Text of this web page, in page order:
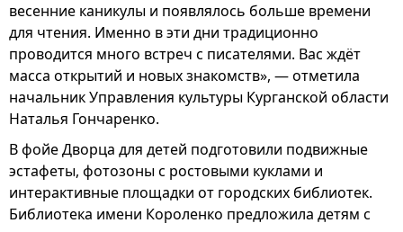
весенние каникулы и появлялось больше времени
для чтения. Именно в эти дни традиционно
проводится много встреч с писателями. Вас ждёт
масса открытий и новых знакомств», — отметила
начальник Управления культуры Курганской области
Наталья Гончаренко.
В фойе Дворца для детей подготовили подвижные
эстафеты, фотозоны с ростовыми куклами и
интерактивные площадки от городских библиотек.
Библиотека имени Короленко предложила детям с